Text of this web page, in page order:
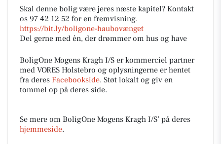
Skal denne bolig være jeres næste kapitel? Kontakt
os 97 42 12 52 for en fremvisning.
https://bit.ly/boligone-haubovænget
Del gerne med én, der drømmer om hus og have
BoligOne Mogens Kragh I/S er kommerciel partner
med VORES Holstebro og oplysningerne er hentet
fra deres Facebookside. Støt lokalt og giv en
tommel op på deres side.
Se mere om BoligOne Mogens Kragh I/S’ på deres
hjemmeside.